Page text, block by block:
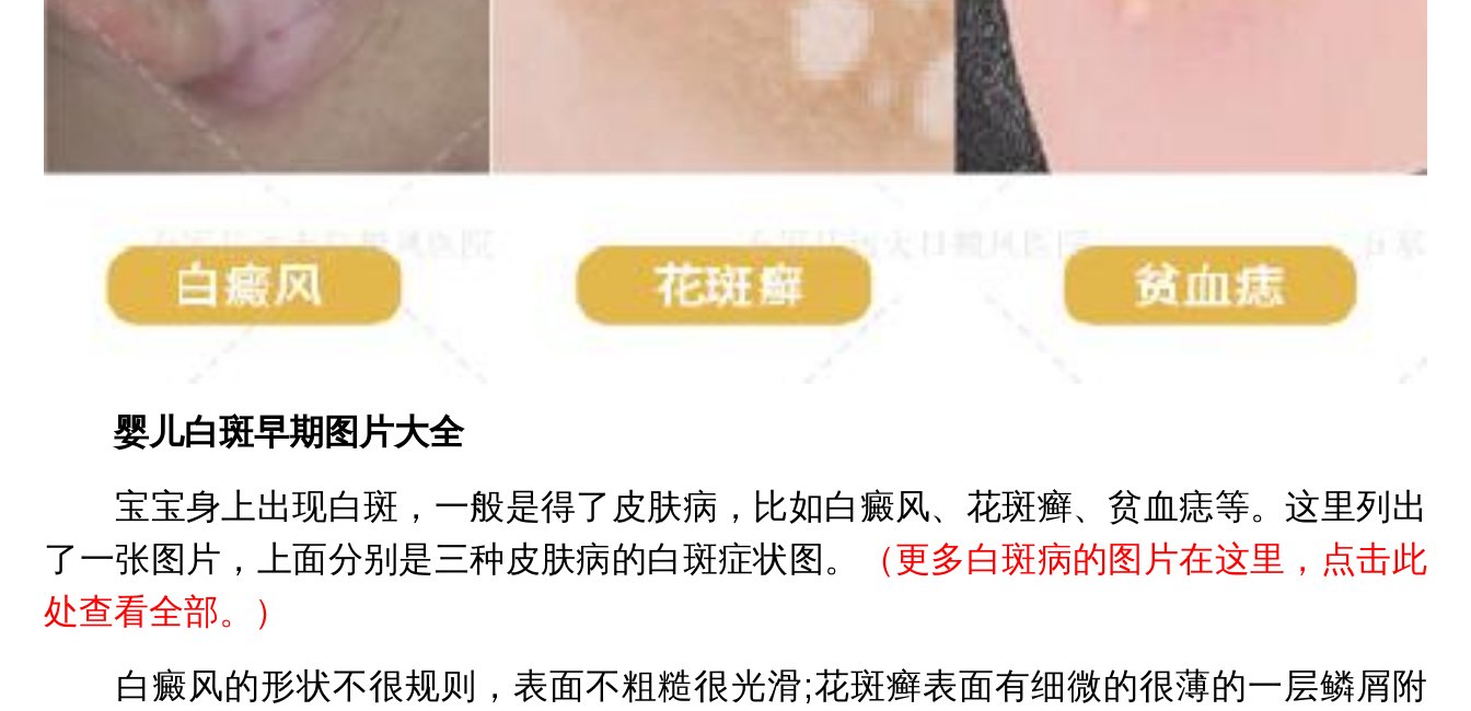
婴儿白斑早期图片大全
宝宝身上出现白斑，一般是得了皮肤病，比如白癜风、花斑癣、贫血痣等。这里列出
了一张图片，上面分别是三种皮肤病的白斑症状图。
（更多白斑病的图片在这里，点击此
处查看全部。
）
白癜风的形状不很规则，表面不粗糙很光滑;花斑癣表面有细微的很薄的一层鳞屑附